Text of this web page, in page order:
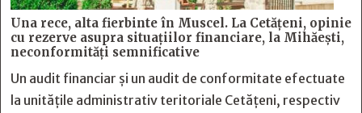
Una rece, alta fierbinte în Muscel. La Cetăţeni, opinie
cu rezerve asupra situaţiilor financiare, la Mihăeşti,
neconformităţi semnificative
Un audit financiar și un audit de conformitate efectuate
la unitățile administrativ teritoriale Cetățeni, respectiv